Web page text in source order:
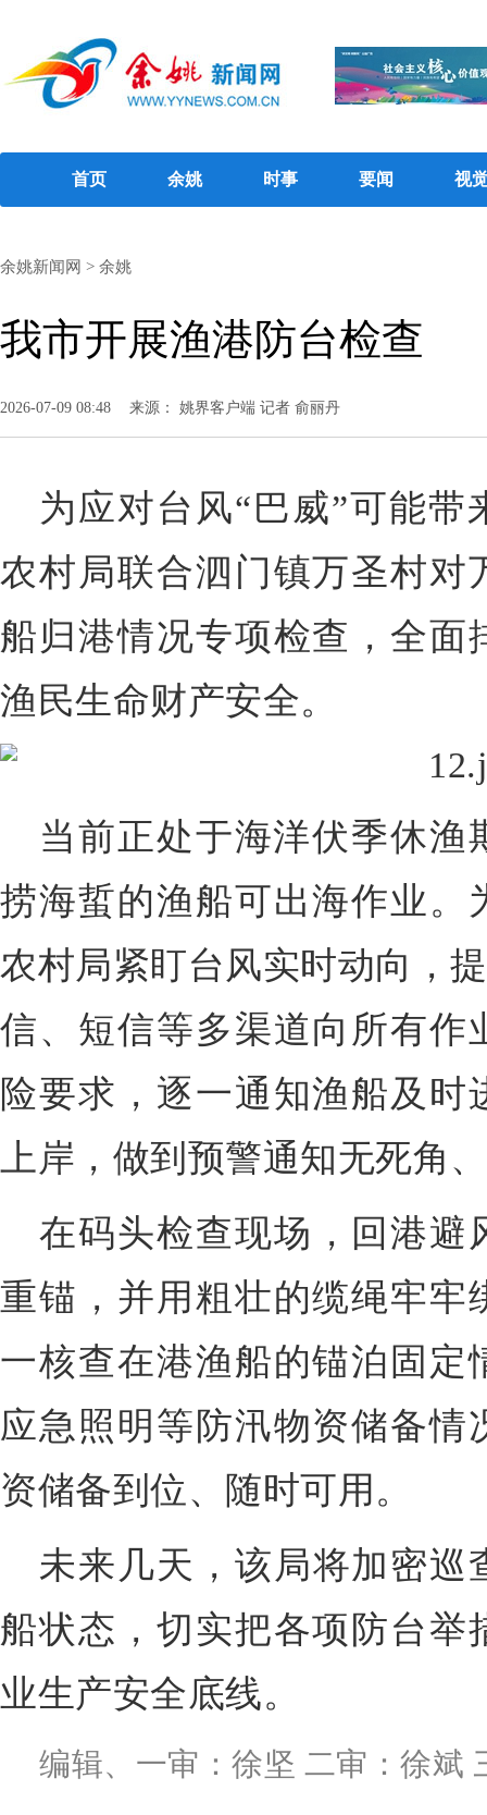
首页 余姚 时事 要闻 视
余姚新闻网 > 余姚
我市开展渔港防台检查
2026-07-09 08:48 来源： 姚界客户端 记者 俞丽丹
为应对台风“巴威”可能
农村局联合泗门镇万圣村对
船归港情况专项检查，全面
渔民生命财产安全。
当前正处于海洋伏季休渔
捞海蜇的渔船可出海作业。
农村局紧盯台风实时动向，
信、短信等多渠道向所有作
险要求，逐一通知渔船及
上岸，做到预警通知无死角
在码头检查现场，回港避
重锚，并用粗壮的缆绳牢牢
一核查在港渔船的锚泊固定
应急照明等防汛物资储备情
资储备到位、随时可用。
未来几天，该局将加密巡
船状态，切实把各项防台举
业生产安全底线。
编辑、一审：徐坚 二审：徐斌